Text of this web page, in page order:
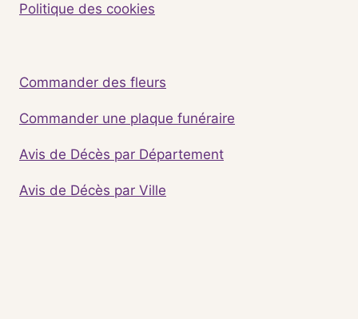
Politique des cookies
Commander des fleurs
Commander une plaque funéraire
Avis de Décès par Département
Avis de Décès par Ville